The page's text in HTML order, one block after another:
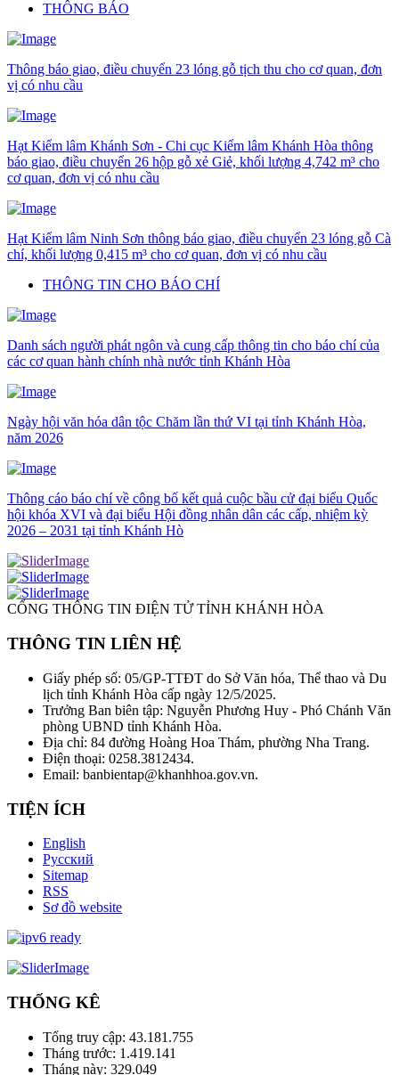
THÔNG BÁO
Thông báo giao, điều chuyển 23 lóng gỗ tịch thu cho cơ quan, đơn
vị có nhu cầu
Hạt Kiểm lâm Khánh Sơn - Chi cục Kiểm lâm Khánh Hòa thông
báo giao, điều chuyển 26 hộp gỗ xẻ Giẻ, khối lượng 4,742 m³ cho
cơ quan, đơn vị có nhu cầu
Hạt Kiểm lâm Ninh Sơn thông báo giao, điều chuyển 23 lóng gỗ Cà
chí, khối lượng 0,415 m³ cho cơ quan, đơn vị có nhu cầu
THÔNG TIN CHO BÁO CHÍ
Danh sách người phát ngôn và cung cấp thông tin cho báo chí của
các cơ quan hành chính nhà nước tỉnh Khánh Hòa
Ngày hội văn hóa dân tộc Chăm lần thứ VI tại tỉnh Khánh Hòa,
năm 2026
Thông cáo báo chí về công bố kết quả cuộc bầu cử đại biểu Quốc
hội khóa XVI và đại biểu Hội đồng nhân dân các cấp, nhiệm kỳ
2026 – 2031 tại tỉnh Khánh Hò
CỔNG THÔNG TIN ĐIỆN TỬ TỈNH KHÁNH HÒA
THÔNG TIN LIÊN HỆ
Giấy phép số: 05/GP-TTĐT do Sở Văn hóa, Thể thao và Du
lịch tỉnh Khánh Hòa cấp ngày 12/5/2025.
Trưởng Ban biên tập: Nguyễn Phương Huy - Phó Chánh Văn
phòng UBND tỉnh Khánh Hòa.
Địa chỉ: 84 đường Hoàng Hoa Thám, phường Nha Trang.
Điện thoại: 0258.3812434.
Email: banbientap@khanhhoa.gov.vn.
TIỆN ÍCH
English
Русский
Sitemap
RSS
Sơ đồ website
THỐNG KÊ
Tổng truy cập: 43.181.755
Tháng trước: 1.419.141
Tháng này: 329.049